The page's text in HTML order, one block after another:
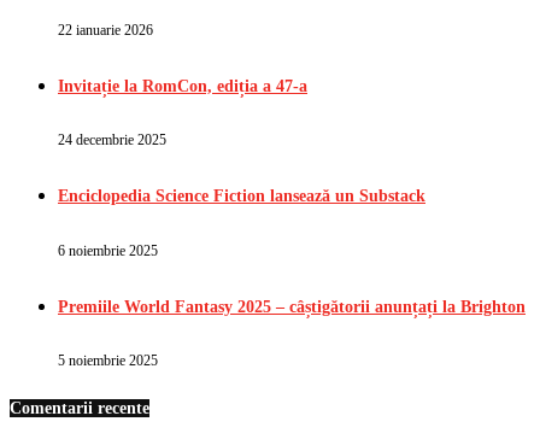
22 ianuarie 2026
Invitație la RomCon, ediția a 47-a
24 decembrie 2025
Enciclopedia Science Fiction lansează un Substack
6 noiembrie 2025
Premiile World Fantasy 2025 – câștigătorii anunțați la Brighton
5 noiembrie 2025
Comentarii recente